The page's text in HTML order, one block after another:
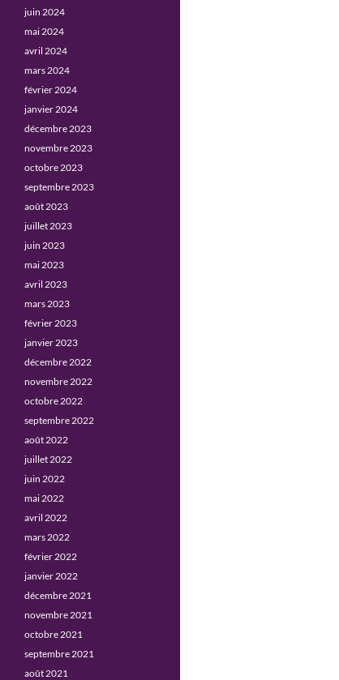
juin 2024
mai 2024
avril 2024
mars 2024
février 2024
janvier 2024
décembre 2023
novembre 2023
octobre 2023
septembre 2023
août 2023
juillet 2023
juin 2023
mai 2023
avril 2023
mars 2023
février 2023
janvier 2023
décembre 2022
novembre 2022
octobre 2022
septembre 2022
août 2022
juillet 2022
juin 2022
mai 2022
avril 2022
mars 2022
février 2022
janvier 2022
décembre 2021
novembre 2021
octobre 2021
septembre 2021
août 2021